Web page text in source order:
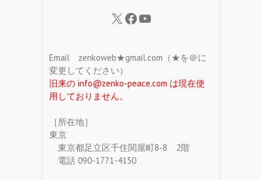
Email zenkoweb★gmail.com（★を＠に
変更してください）
旧来の info@zenko-peace.com は現在使
用しておりません。
［所在地］
東京
東京都足立区千住関屋町8-8 2階
電話 090-1771-4150